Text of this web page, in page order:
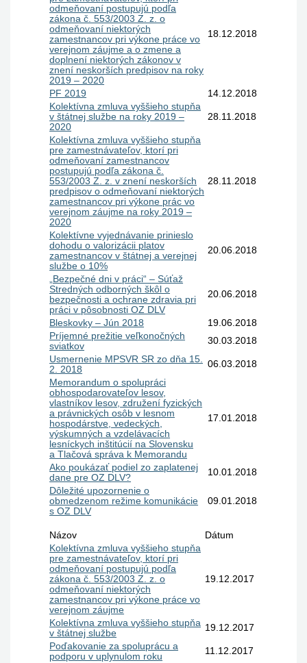
odmeňovaní postupujú podľa
zákona č. 553/2003 Z. z. o
odmeňovaní niektorých
zamestnancov pri výkone práce vo
verejnom záujme a o zmene a
doplnení niektorých zákonov v
znení neskorších predpisov na roky
2019 – 2020
18.12.2018
PF 2019
14.12.2018
Kolektívna zmluva vyššieho stupňa
v štátnej službe na roky 2019 –
2020
28.11.2018
Kolektívna zmluva vyššieho stupňa
pre zamestnávateľov, ktorí pri
odmeňovaní zamestnancov
postupujú podľa zákona č.
553/2003 Z. z. v znení neskorších
predpisov o odmeňovaní niektorých
zamestnancov pri výkone prác vo
verejnom záujme na roky 2019 –
2020
28.11.2018
Kolektívne vyjednávanie prinieslo
dohodu o valorizácii platov
zamestnancov v štátnej a verejnej
službe o 10%
20.06.2018
„Bezpečné dni v práci“ – Súťaž
Stredných odborných škôl o
bezpečnosti a ochrane zdravia pri
práci v pôsobnosti OZ DLV
20.06.2018
Bleskovky – Jún 2018
19.06.2018
Príjemné prežitie veľkonočných
sviatkov
30.03.2018
Usmernenie MPSVR SR zo dňa 15.
2. 2018
06.03.2018
Memorandum o spolupráci
obhospodarovateľov lesov,
vlastníkov lesov, združení fyzických
a právnických osôb v lesnom
hospodárstve, vedeckých,
výskumných a vzdelávacích
lesníckych inštitúcií na Slovensku
a Tlačová správa k Memorandu
17.01.2018
Ako poukázať podiel zo zaplatenej
dane pre OZ DLV?
10.01.2018
Dôležité upozornenie o
obmedzenom režime komunikácie
s OZ DLV
09.01.2018
Názov
Dátum
Kolektívna zmluva vyššieho stupňa
pre zamestnávateľov, ktorí pri
odmeňovaní postupujú podľa
zákona č. 553/2003 Z. z. o
odmeňovaní niektorých
zamestnancov pri výkone práce vo
verejnom záujme
19.12.2017
Kolektívna zmluva vyššieho stupňa
v štátnej službe
19.12.2017
Poďakovanie za spoluprácu a
podporu v uplynulom roku
11.12.2017